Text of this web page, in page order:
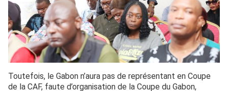
Toutefois, le Gabon n’aura pas de représentant en Coupe
de la CAF, faute d’organisation de la Coupe du Gabon,